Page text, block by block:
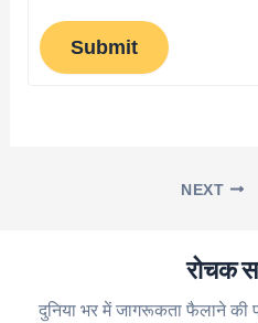
Submit
NEXT
रोचक
दुनिया भर में जागरूकता फैलाने की